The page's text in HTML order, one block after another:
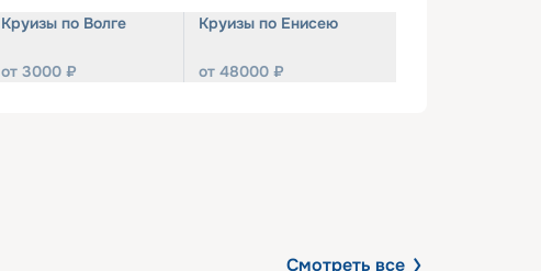
Круизы по Волге
от 3000 ₽
Круизы по Енисею
от 48000 ₽
Смотреть все